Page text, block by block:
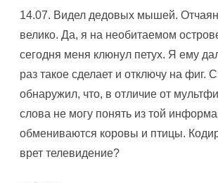
14.07. Видел дедовых мышей.
велико. Да, я на необитаемом
сегодня меня клюнул петух. Я ему
раз такое сделает и отключу на фиг.
обнаружил, что, в отличие от
слова не могу понять из той
обмениваются коровы и птицы.
врет телевидение?